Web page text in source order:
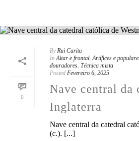
0
By Rui Carita
In Altar e frontal,Artífices e
douradores, Técnica mista
Posted Fevereiro 6, 2025
Nave central da
Inglaterra
Nave central da catedral
(c.). [...]